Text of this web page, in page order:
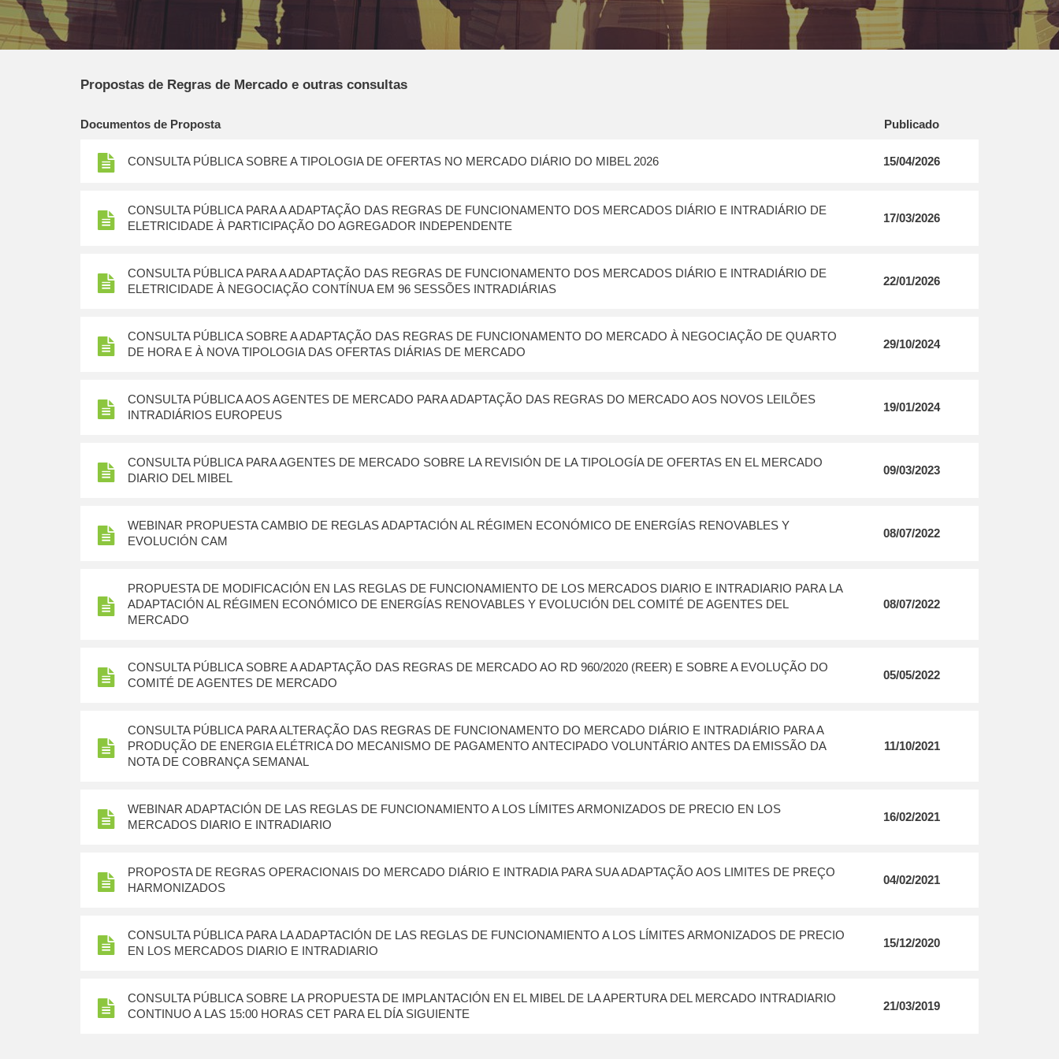
Propostas de Regras de Mercado e outras consultas
Documentos de Proposta Publicado
CONSULTA PÚBLICA SOBRE A TIPOLOGIA DE OFERTAS NO MERCADO DIÁRIO DO MIBEL 2026 15/04/2026
CONSULTA PÚBLICA PARA A ADAPTAÇÃO DAS REGRAS DE FUNCIONAMENTO DOS MERCADOS DIÁRIO E INTRADIÁRIO DE
ELETRICIDADE À PARTICIPAÇÃO DO AGREGADOR INDEPENDENTE
17/03/2026
CONSULTA PÚBLICA PARA A ADAPTAÇÃO DAS REGRAS DE FUNCIONAMENTO DOS MERCADOS DIÁRIO E INTRADIÁRIO DE
ELETRICIDADE À NEGOCIAÇÃO CONTÍNUA EM 96 SESSÕES INTRADIÁRIAS
22/01/2026
CONSULTA PÚBLICA SOBRE A ADAPTAÇÃO DAS REGRAS DE FUNCIONAMENTO DO MERCADO À NEGOCIAÇÃO DE QUARTO
DE HORA E À NOVA TIPOLOGIA DAS OFERTAS DIÁRIAS DE MERCADO
29/10/2024
CONSULTA PÚBLICA AOS AGENTES DE MERCADO PARA ADAPTAÇÃO DAS REGRAS DO MERCADO AOS NOVOS LEILÕES
INTRADIÁRIOS EUROPEUS
19/01/2024
CONSULTA PÚBLICA PARA AGENTES DE MERCADO SOBRE LA REVISIÓN DE LA TIPOLOGÍA DE OFERTAS EN EL MERCADO
DIARIO DEL MIBEL
09/03/2023
WEBINAR PROPUESTA CAMBIO DE REGLAS ADAPTACIÓN AL RÉGIMEN ECONÓMICO DE ENERGÍAS RENOVABLES Y
EVOLUCIÓN CAM
08/07/2022
PROPUESTA DE MODIFICACIÓN EN LAS REGLAS DE FUNCIONAMIENTO DE LOS MERCADOS DIARIO E INTRADIARIO PARA LA
ADAPTACIÓN AL RÉGIMEN ECONÓMICO DE ENERGÍAS RENOVABLES Y EVOLUCIÓN DEL COMITÉ DE AGENTES DEL
MERCADO
08/07/2022
CONSULTA PÚBLICA SOBRE A ADAPTAÇÃO DAS REGRAS DE MERCADO AO RD 960/2020 (REER) E SOBRE A EVOLUÇÃO DO
COMITÉ DE AGENTES DE MERCADO
05/05/2022
CONSULTA PÚBLICA PARA ALTERAÇÃO DAS REGRAS DE FUNCIONAMENTO DO MERCADO DIÁRIO E INTRADIÁRIO PARA A
PRODUÇÃO DE ENERGIA ELÉTRICA DO MECANISMO DE PAGAMENTO ANTECIPADO VOLUNTÁRIO ANTES DA EMISSÃO DA
NOTA DE COBRANÇA SEMANAL
11/10/2021
WEBINAR ADAPTACIÓN DE LAS REGLAS DE FUNCIONAMIENTO A LOS LÍMITES ARMONIZADOS DE PRECIO EN LOS
MERCADOS DIARIO E INTRADIARIO
16/02/2021
PROPOSTA DE REGRAS OPERACIONAIS DO MERCADO DIÁRIO E INTRADIA PARA SUA ADAPTAÇÃO AOS LIMITES DE PREÇO
HARMONIZADOS
04/02/2021
CONSULTA PÚBLICA PARA LA ADAPTACIÓN DE LAS REGLAS DE FUNCIONAMIENTO A LOS LÍMITES ARMONIZADOS DE PRECIO
EN LOS MERCADOS DIARIO E INTRADIARIO
15/12/2020
CONSULTA PÚBLICA SOBRE LA PROPUESTA DE IMPLANTACIÓN EN EL MIBEL DE LA APERTURA DEL MERCADO INTRADIARIO
CONTINUO A LAS 15:00 HORAS CET PARA EL DÍA SIGUIENTE
21/03/2019